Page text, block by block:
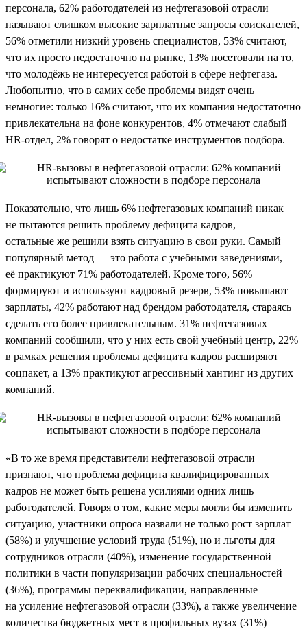
персонала, 62% работодателей из нефтегазовой отрасли
называют слишком высокие зарплатные запросы соискателей,
56% отметили низкий уровень специалистов, 53% считают,
что их просто недостаточно на рынке, 13% посетовали на то,
что молодёжь не интересуется работой в сфере нефтегаза.
Любопытно, что в самих себе проблемы видят очень
немногие: только 16% считают, что их компания недостаточно
привлекательна на фоне конкурентов, 4% отмечают слабый
HR-отдел, 2% говорят о недостатке инструментов подбора.
Показательно, что лишь 6% нефтегазовых компаний никак
не пытаются решить проблему дефицита кадров,
остальные же решили взять ситуацию в свои руки. Самый
популярный метод — это работа с учебными заведениями,
её практикуют 71% работодателей. Кроме того, 56%
формируют и используют кадровый резерв, 53% повышают
зарплаты, 42% работают над брендом работодателя, стараясь
сделать его более привлекательным. 31% нефтегазовых
компаний сообщили, что у них есть свой учебный центр, 22%
в рамках решения проблемы дефицита кадров расширяют
соцпакет, а 13% практикуют агрессивный хантинг из других
компаний.
«В то же время представители нефтегазовой отрасли
признают, что проблема дефицита квалифицированных
кадров не может быть решена усилиями одних лишь
работодателей. Говоря о том, какие меры могли бы изменить
ситуацию, участники опроса назвали не только рост зарплат
(58%) и улучшение условий труда (51%), но и льготы для
сотрудников отрасли (40%), изменение государственной
политики в части популяризации рабочих специальностей
(36%), программы переквалификации, направленные
на усиление нефтегазовой отрасли (33%), а также увеличение
количества бюджетных мест в профильных вузах (31%)